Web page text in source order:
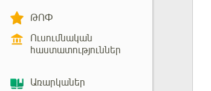
ԹՈՓ
Ուսումնական
հաստատություններ
Առարկաներ